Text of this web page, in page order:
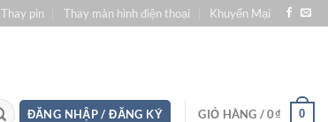
Thay pin Thay màn hình điện thoại Khuyến Mại
ĐĂNG NHẬP / ĐĂNG KÝ GIỎ HÀNG /0₫ 0